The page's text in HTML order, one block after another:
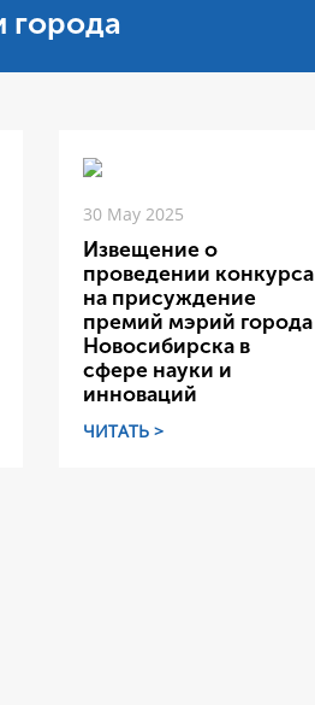
города
30 May 2025
Извещение о
проведении конкурса
на присуждение
премий мэрий города
Новосибирска в
сфере науки и
инноваций
ЧИТАТЬ >